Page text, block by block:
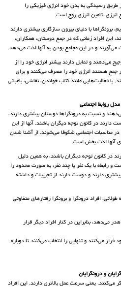
طریق رسیدگی به بدن خود انرژی فیزیکی را
انرژی، تامین انرژی روح است.
برونگراها با دنیای بیرون سازگاری بیشتری دارند
این افراد زمانی که در جمع دوستان، همکاران،
می‌آورند و در این مجامع بودن به آنها لذت می‌دهد.
می‌دهند و تمایل دارند بیشتر انرژی خود را از
جمع هستند انرژی خود را مصرف می‌کنند و برای
با فعالیت‌هایی مانند کتاب خواندن، نقاشی، باغبانی
و نسبت به درونگراها دوستان بیشتری دارند،
دارند در کانون توجه دیگران باشند. آنها از این
مناسبات اجتماعی شکوفا می‌شوند. از آشنا شدن
آنها لذت بخش است.
در کانون توجه دیگران باشند، به همین دلیل
و رابطه با یک نفر یا چند نفر، به صورت محدود را
دارند و دوست دارند از تجربیات و داشته
افراد درونگرا و برونگرا رفتارهای متفاوتی
می‌دهد، بنابراین در کنار افراد دیگر قرار
فرار می‌کنند و تنهایی را انتخاب می‌کنند تا دوباره
می‌کنند. یعنی سرعت عمل بالاتری دارند. این افراد